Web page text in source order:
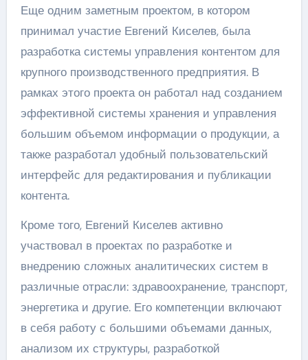
Еще одним заметным проектом, в котором
принимал участие Евгений Киселев, была
разработка системы управления контентом для
крупного производственного предприятия. В
рамках этого проекта он работал над созданием
эффективной системы хранения и управления
большим объемом информации о продукции, а
также разработал удобный пользовательский
интерфейс для редактирования и публикации
контента.
Кроме того, Евгений Киселев активно
участвовал в проектах по разработке и
внедрению сложных аналитических систем в
различные отрасли: здравоохранение, транспорт,
энергетика и другие. Его компетенции включают
в себя работу с большими объемами данных,
анализом их структуры, разработкой